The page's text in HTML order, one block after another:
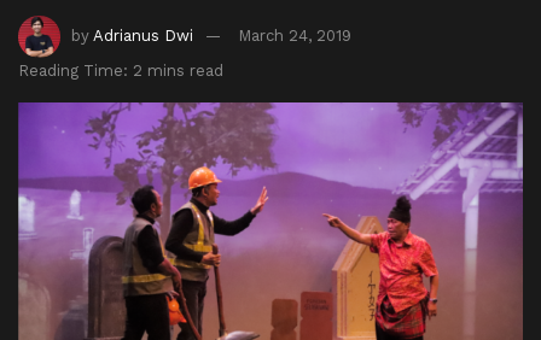
by Adrianus Dwi
March 24, 2019
Reading Time: 2 mins read